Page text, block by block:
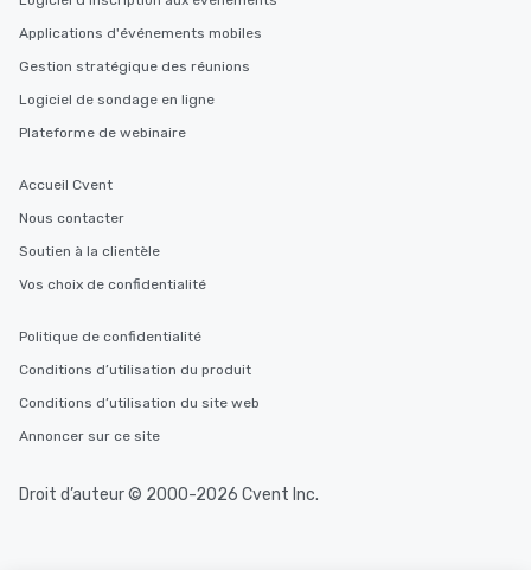
Applications d'événements mobiles
Gestion stratégique des réunions
Logiciel de sondage en ligne
Plateforme de webinaire
Accueil Cvent
Nous contacter
Soutien à la clientèle
Vos choix de confidentialité
Politique de confidentialité
Conditions d’utilisation du produit
Conditions d’utilisation du site web
Annoncer sur ce site
Droit d’auteur © 2000-2026 Cvent Inc.